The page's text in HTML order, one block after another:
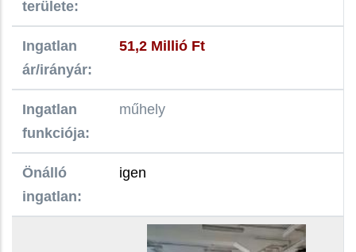
területe:
Ingatlan
ár/irányár:
51,2 Millió Ft
Ingatlan
funkciója:
műhely
Önálló
ingatlan:
igen